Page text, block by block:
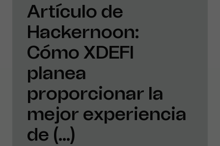
Artículo de
Hackernoon:
Cómo XDEFI
planea
proporcionar la
mejor experiencia
de (...)